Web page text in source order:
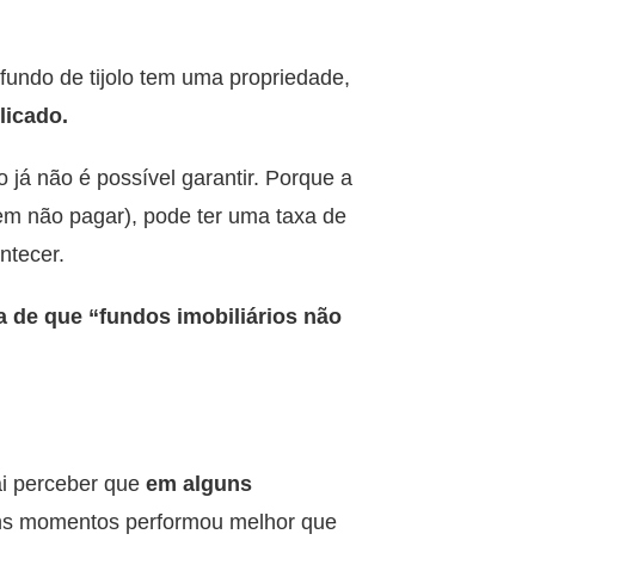
de tijolo tem uma propriedade,
já não é possível garantir. Porque a
não pagar), pode ter uma taxa de
de que “fundos imobiliários não
perceber que em alguns
momentos performou melhor que